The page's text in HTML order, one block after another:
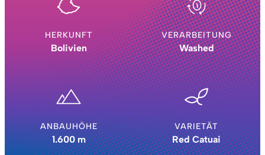
HERKUNFT
Bolivien
VERARBEITUNG
Washed
ANBAUHÖHE
1.600 m
VARIETÄT
Red Catuai